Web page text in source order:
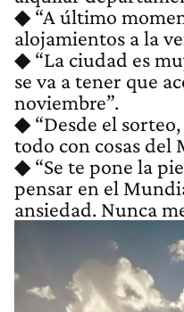
◆ “A último
alojamientos a la
◆ “La ciudad es
se va a tener que
noviembre”.
◆ “Desde el
todo con cosas del
◆ “Se te pone la
pensar en el
ansiedad. Nunca